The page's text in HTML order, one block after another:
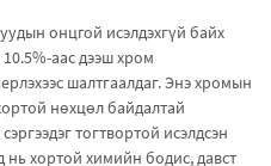
онцгой исэлдэхгүй байх
аас дээш хром
шалтгаалдаг. Энэ хромын
нөхцөл байдалтай
тогтвортой исэлдсэн
нь хортой химийн бодис, давст